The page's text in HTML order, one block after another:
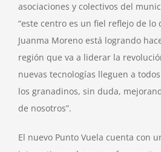
asociaciones y colectivos del
“este centro es un fiel reflejo de lo
Juanma Moreno está logrando
región que va a liderar la
nuevas tecnologías lleguen a
los granadinos, sin duda,
de nosotros”.
El nuevo Punto Vuela cuenta con